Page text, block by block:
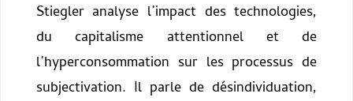
Stiegler analyse l’impact des technologies,
du capitalisme attentionnel et de
l’hyperconsommation sur les processus de
subjectivation. Il parle de désindividuation,